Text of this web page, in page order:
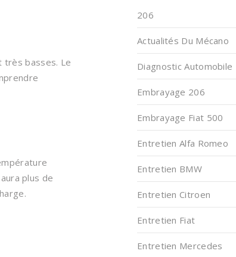
très basses. Le
plus de
206
Actualités Du Mécano
Diagnostic Automobile
Embrayage 206
Embrayage Fiat 500
Entretien Alfa Romeo
Entretien BMW
Entretien Citroen
Entretien Fiat
Entretien Mercedes